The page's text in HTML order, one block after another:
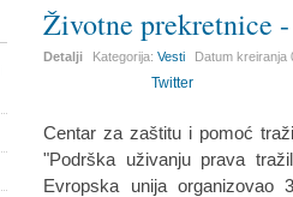
Životne prekretnice
Detalji Kategorija:Vesti Datum kreiranja
Twitter
Centar za zaštitu i pomoć
"Podrška uživanju prava
Evropska unija organizovao